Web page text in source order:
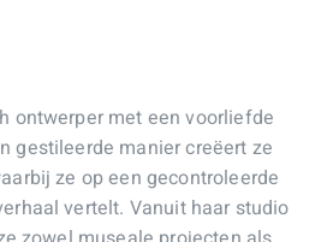
ontwerper met een voorliefde
gestileerde manier creëert ze
ze op een gecontroleerde
vertelt. Vanuit haar studio